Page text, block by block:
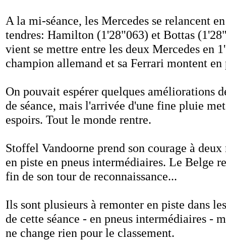
A la mi-séance, les Mercedes se relancent
tendres: Hamilton (1'28"063) et Bottas
vient se mettre entre les deux Mercedes en
champion allemand et sa Ferrari montent en
On pouvait espérer quelques améliorations
de séance, mais l'arrivée d'une fine pluie
espoirs. Tout le monde rentre.
Stoffel Vandoorne prend son courage à
en piste en pneus intermédiaires. Le Belge
fin de son tour de reconnaissance...
Ils sont plusieurs à remonter en piste dans
de cette séance - en pneus intermédiaires -
ne change rien pour le classement.